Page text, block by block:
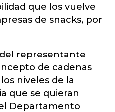
que los vuelve
de snacks, por
representante
de cadenas
niveles de la
que se quieran
Departamento